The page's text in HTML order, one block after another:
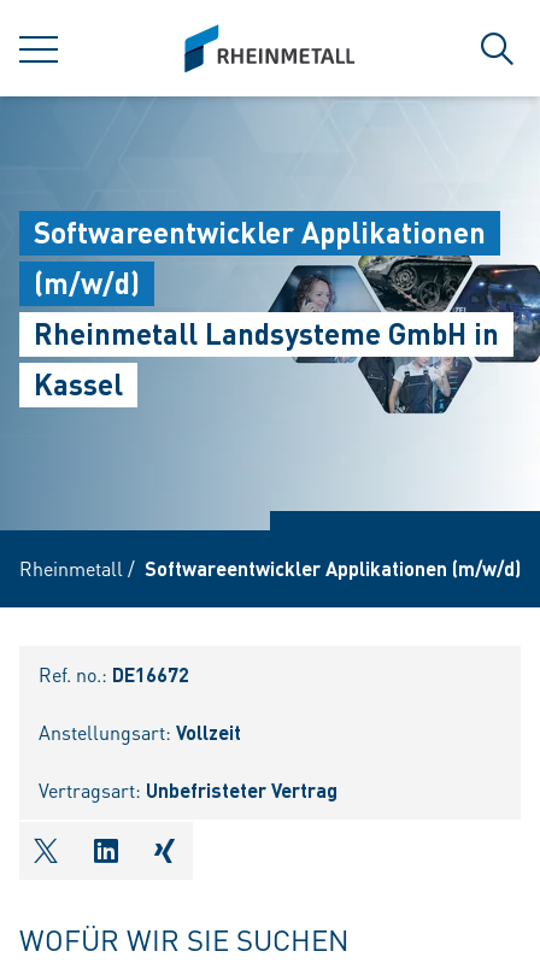
MENU
siteLogo
Softwareentwickler Applikationen
(m/w/d)
Rheinmetall Landsysteme GmbH in
Kassel
Rheinmetall / Softwareentwickler Applikationen (m/w/d)
Ref. no.: DE16672
Anstellungsart: Vollzeit
Vertragsart: Unbefristeter Vertrag
shareOntwitter
shareOnlinkedIn
shareOnxing
WOFÜR WIR SIE SUCHEN